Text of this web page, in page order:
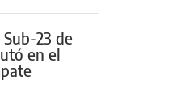
23 de
en el